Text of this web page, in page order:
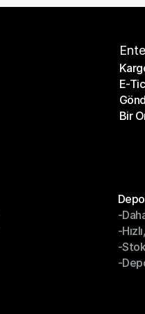
E-
E-
Bir
-
-
-
-
-
-
-